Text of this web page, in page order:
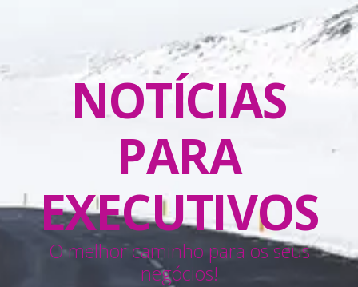
NOTÍCIAS
PARA
EXECUTIVOS
O melhor caminho para os seus
negócios!